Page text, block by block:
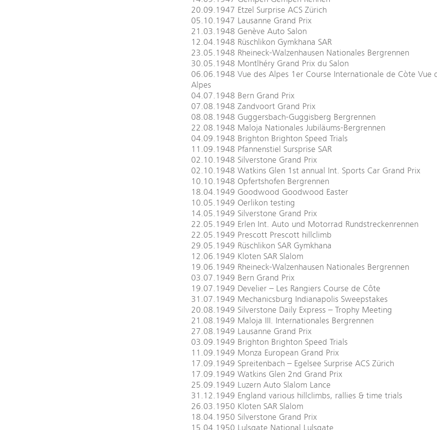
20.09.1947 Etzel Surprise ACS Zürich
05.10.1947 Lausanne Grand Prix
21.03.1948 Genève Auto Salon
12.04.1948 Rüschlikon Gymkhana SAR
23.05.1948 Rheineck-Walzenhausen Nationales Bergrennen
30.05.1948 Montlhéry Grand Prix du Salon
06.06.1948 Vue des Alpes 1er Course Internationale de Còte Vue
Alpes
04.07.1948 Bern Grand Prix
07.08.1948 Zandvoort Grand Prix
08.08.1948 Guggersbach-Guggisberg Bergrennen
22.08.1948 Maloja Nationales Jubiläums-Bergrennen
04.09.1948 Brighton Brighton Speed Trials
11.09.1948 Pfannenstiel Sursprise SAR
02.10.1948 Silverstone Grand Prix
02.10.1948 Watkins Glen 1st annual Int. Sports Car Grand Prix
10.10.1948 Opfertshofen Bergrennen
18.04.1949 Goodwood Goodwood Easter
10.05.1949 Oerlikon testing
14.05.1949 Silverstone Grand Prix
22.05.1949 Erlen Int. Auto und Motorrad Rundstreckenrennen
22.05.1949 Prescott Prescott hillclimb
29.05.1949 Rüschlikon SAR Gymkhana
12.06.1949 Kloten SAR Slalom
19.06.1949 Rheineck-Walzenhausen Nationales Bergrennen
03.07.1949 Bern Grand Prix
19.07.1949 Develier – Les Rangiers Course de Côte
31.07.1949 Mechanicsburg Indianapolis Sweepstakes
20.08.1949 Silverstone Daily Express – Trophy Meeting
21.08.1949 Maloja III. Internationales Bergrennen
27.08.1949 Lausanne Grand Prix
03.09.1949 Brighton Brighton Speed Trials
11.09.1949 Monza European Grand Prix
17.09.1949 Spreitenbach – Egelsee Surprise ACS Zürich
17.09.1949 Watkins Glen 2nd Grand Prix
25.09.1949 Luzern Auto Slalom Lance
31.12.1949 England various hillclimbs, rallies & time trials
26.03.1950 Kloten SAR Slalom
18.04.1950 Silverstone Grand Prix
15.04.1950 Lulsgate National Lulsgate